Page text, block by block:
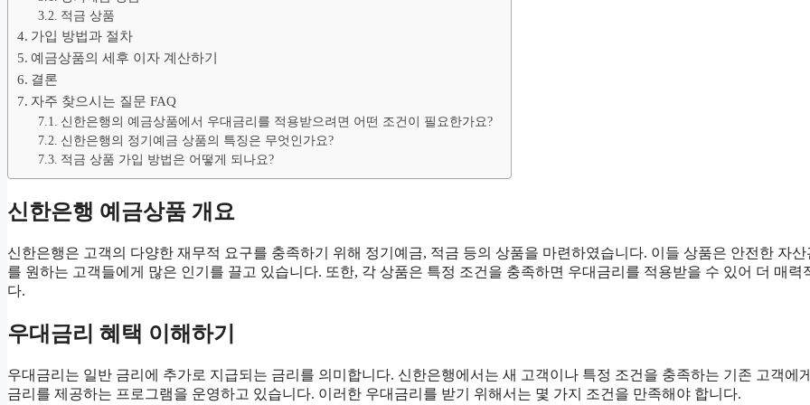
적금 상품
가입 방법과 절차
예금상품의 세후 이자 계산하기
결론
자주 찾으시는 질문 FAQ
신한은행의 예금상품에서 우대금리를 적용받으려면 어떤 조건이 필요한가요?
신한은행의 정기예금 상품의 특징은 무엇인가요?
적금 상품 가입 방법은 어떻게 되나요?
신한은행 예금상품 개요
신한은행은 고객의 다양한 재무적 요구를 충족하기 위해 정기예금, 적금 등의 상품을 마련하였습니다. 이들 상품은 안전한 자산
를 원하는 고객들에게 많은 인기를 끌고 있습니다. 또한, 각 상품은 특정 조건을 충족하면 우대금리를 적용받을 수 있어 더 매력
다.
우대금리 혜택 이해하기
우대금리는 일반 금리에 추가로 지급되는 금리를 의미합니다. 신한은행에서는 새 고객이나 특정 조건을 충족하는 기존 고객에
금리를 제공하는 프로그램을 운영하고 있습니다. 이러한 우대금리를 받기 위해서는 몇 가지 조건을 만족해야 합니다.